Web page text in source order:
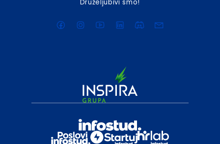
Druželjubivi smo!